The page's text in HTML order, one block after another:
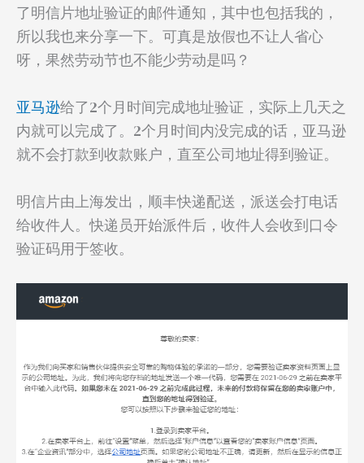
了明信片地址验证的邮件通知，其中也包括我的，
所以我也来分享一下。可真是放假也不让人省心
呀，果然劳动节也不能少劳动是吗？
亚马逊给了2个月时间完成地址验证，实际上几天之
内就可以完成了。2个月时间内没完成的话，亚马逊
就不会打款到收款账户，直至公司地址得到验证。
明信片由上海发出，顺丰快递配送，派送会打电话
给收件人。快递员开始派件后，收件人会收到口令
验证码用于签收。